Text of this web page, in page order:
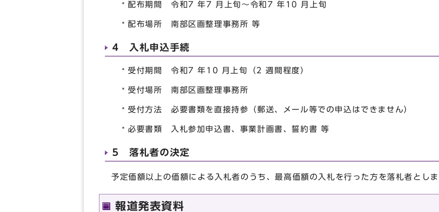
配布期間 令和7 年7 月上旬～令和7 年10 月上旬
配布場所 南部区画整理事務所 等
4 入札申込手続
受付期間 令和7 年10 月上旬（2 週間程度）
受付場所 南部区画整理事務所
受付方法 必要書類を直接持参（郵送、メール等での申込はできません）
必要書類 入札参加申込書、事業計画書、誓約書 等
5 落札者の決定
予定価額以上の価額による入札者のうち、最高価額の入札を行った方を落札者とし
報道発表資料